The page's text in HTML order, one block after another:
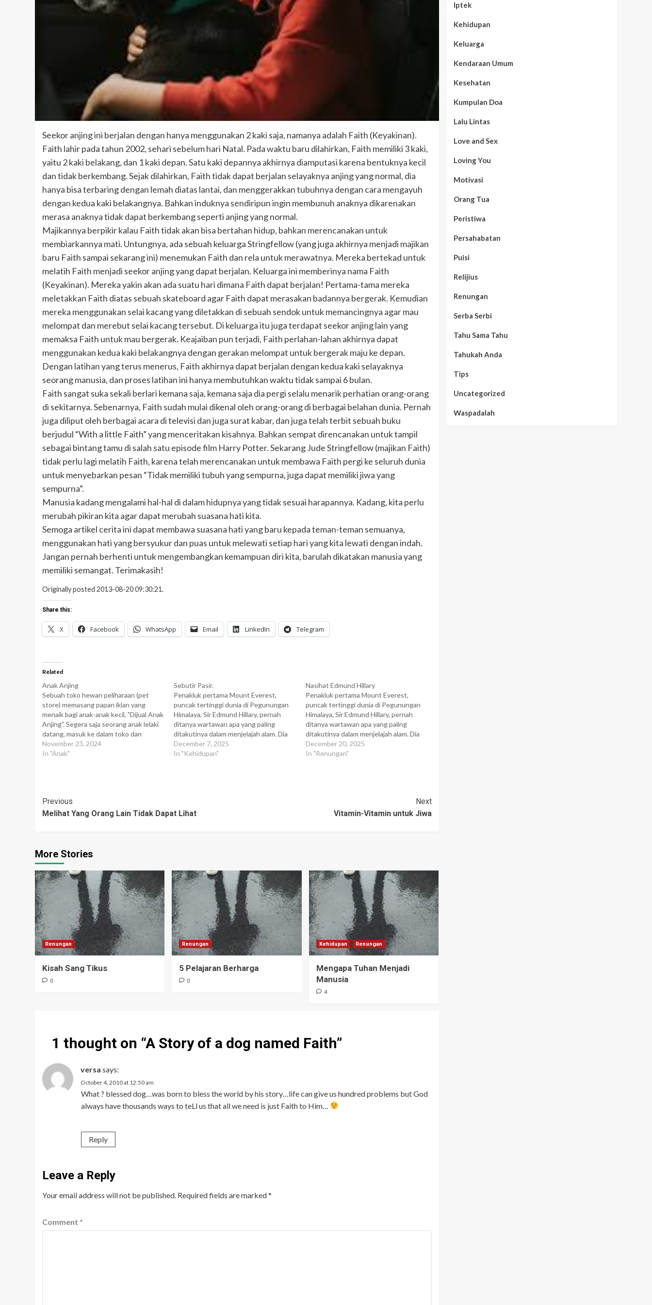
Seekor anjing ini berjalan dengan hanya menggunakan 2 kaki saja, namanya adalah Faith (Keyakinan).
Faith lahir pada tahun 2002, sehari sebelum hari Natal. Pada waktu baru dilahirkan, Faith memiliki 3 kaki,
yaitu 2 kaki belakang, dan 1 kaki depan. Satu kaki depannya akhirnya diamputasi karena bentuknya kecil
dan tidak berkembang. Sejak dilahirkan, Faith tidak dapat berjalan selayaknya anjing yang normal, dia
hanya bisa terbaring dengan lemah diatas lantai, dan menggerakkan tubuhnya dengan cara mengayuh
dengan kedua kaki belakangnya. Bahkan induknya sendiripun ingin membunuh anaknya dikarenakan
merasa anaknya tidak dapat berkembang seperti anjing yang normal.
Majikannya berpikir kalau Faith tidak akan bisa bertahan hidup, bahkan merencanakan untuk
membiarkannya mati. Untungnya, ada sebuah keluarga Stringfellow (yang juga akhirnya menjadi majikan
baru Faith sampai sekarang ini) menemukan Faith dan rela untuk merawatnya. Mereka bertekad untuk
melatih Faith menjadi seekor anjing yang dapat berjalan. Keluarga ini memberinya nama Faith
(Keyakinan). Mereka yakin akan ada suatu hari dimana Faith dapat berjalan! Pertama-tama mereka
meletakkan Faith diatas sebuah skateboard agar Faith dapat merasakan badannya bergerak. Kemudian
mereka menggunakan selai kacang yang diletakkan di sebuah sendok untuk memancingnya agar mau
melompat dan merebut selai kacang tersebut. Di keluarga itu juga terdapat seekor anjing lain yang
memaksa Faith untuk mau bergerak. Keajaiban pun terjadi, Faith perlahan-lahan akhirnya dapat
menggunakan kedua kaki belakangnya dengan gerakan melompat untuk bergerak maju ke depan.
Dengan latihan yang terus menerus, Faith akhirnya dapat berjalan dengan kedua kaki selayaknya
seorang manusia, dan proses latihan ini hanya membutuhkan waktu tidak sampai 6 bulan.
Faith sangat suka sekali berlari kemana saja, kemana saja dia pergi selalu menarik perhatian orang-orang
di sekitarnya. Sebenarnya, Faith sudah mulai dikenal oleh orang-orang di berbagai belahan dunia. Pernah
juga diliput oleh berbagai acara di televisi dan juga surat kabar, dan juga telah terbit sebuah buku
berjudul “With a little Faith” yang menceritakan kisahnya. Bahkan sempat direncanakan untuk tampil
sebagai bintang tamu di salah satu episode film Harry Potter. Sekarang Jude Stringfellow (majikan Faith)
tidak perlu lagi melatih Faith, karena telah merencanakan untuk membawa Faith pergi ke seluruh dunia
untuk menyebarkan pesan “Tidak memiliki tubuh yang sempurna, juga dapat memiliki jiwa yang
sempurna”.
Manusia kadang mengalami hal-hal di dalam hidupnya yang tidak sesuai harapannya. Kadang, kita perlu
merubah pikiran kita agar dapat merubah suasana hati kita.
Semoga artikel cerita ini dapat membawa suasana hati yang baru kepada teman-teman semuanya,
menggunakan hati yang bersyukur dan puas untuk melewati setiap hari yang kita lewati dengan indah.
Jangan pernah berhenti untuk mengembangkan kemampuan diri kita, barulah dikatakan manusia yang
memiliki semangat. Terimakasih!
Originally posted 2013-08-20 09:30:21.
Share this:
X Facebook WhatsApp Email LinkedIn Telegram
Related
Anak Anjing
Sebuah toko hewan peliharaan (pet
store) memasang papan iklan yang
menaik bagi anak-anak kecil, "Dijual Anak
Anjing". Segera saja seorang anak lelaki
datang, masuk ke dalam toko dan
bertanya "Berapa harga anak anjing yang
anda jual itu?" Pemilik toko itu
November 23, 2024
In "Anak"
Sebutir Pasir.
Penakluk pertama Mount Everest,
puncak tertinggi dunia di Pegunungan
Himalaya, Sir Edmund Hillary, pernah
ditanya wartawan apa yang paling
ditakutinya dalam menjelajah alam. Dia
lalu mengaku tidak takut pada binatang
buas, jurang yang curam, bongkahan es
December 7, 2025
In "Kehidupan"
Nasihat Edmund Hillary
Penakluk pertama Mount Everest,
puncak tertinggi dunia di Pegunungan
Himalaya, Sir Edmund Hillary, pernah
ditanya wartawan apa yang paling
ditakutinya dalam menjelajah alam. Dia
lalu mengaku tidak takut pada binatang
buas, jurang yang curam, bongkahan es
December 20, 2025
In "Renungan"
Post
Navigation
Previous
Melihat Yang Orang Lain Tidak Dapat Lihat
Next
Vitamin-Vitamin untuk Jiwa
More Stories
Renungan
Kisah Sang Tikus
0
Renungan
5 Pelajaran Berharga
0
Kehidupan Renungan
Mengapa Tuhan Menjadi
Manusia
4
1 thought on “A Story of a dog named Faith”
versa says:
October 4, 2010 at 12:50 am
What ? blessed dog…was born to bless the world by his story…life can give us hundred problems but God
always have thousands ways to teLl us that all we need is just Faith to Him…
Reply
Leave a Reply
Your email address will not be published. Required fields are marked*
Comment *
Iptek
Kehidupan
Keluarga
Kendaraan Umum
Kesehatan
Kumpulan Doa
Lalu Lintas
Love and Sex
Loving You
Motivasi
Orang Tua
Peristiwa
Persahabatan
Puisi
Relijius
Renungan
Serba Serbi
Tahu Sama Tahu
Tahukah Anda
Tips
Uncategorized
Waspadalah